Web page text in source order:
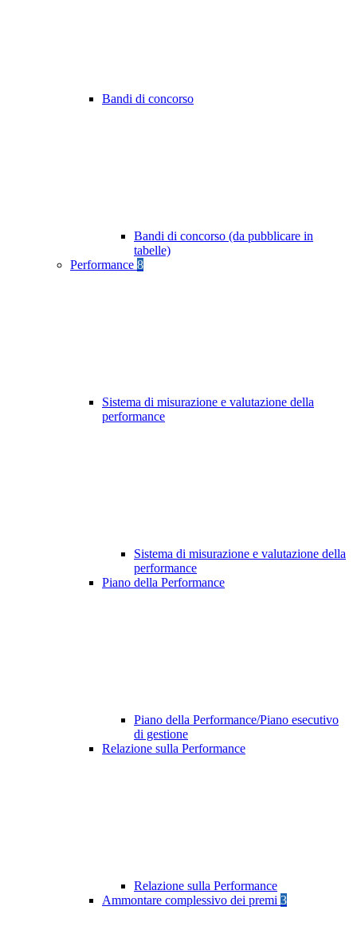
Bandi di concorso
Bandi di concorso (da pubblicare in
tabelle)
Performance 8
Sistema di misurazione e valutazione della
performance
Sistema di misurazione e valutazione della
performance
Piano della Performance
Piano della Performance/Piano esecutivo
di gestione
Relazione sulla Performance
Relazione sulla Performance
Ammontare complessivo dei premi 3